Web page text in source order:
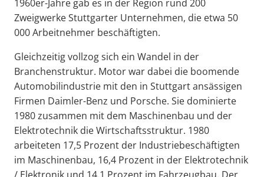
1960er-Jahre gab es in der Region rund 200
Zweigwerke Stuttgarter Unternehmen, die etwa 50
000 Arbeitnehmer beschäftigten.
Gleichzeitig vollzog sich ein Wandel in der
Branchenstruktur. Motor war dabei die boomende
Automobilindustrie mit den in Stuttgart ansässigen
Firmen Daimler-Benz und Porsche. Sie dominierte
1980 zusammen mit dem Maschinenbau und der
Elektrotechnik die Wirtschaftsstruktur. 1980
arbeiteten 17,5 Prozent der Industriebeschäftigten
im Maschinenbau, 16,4 Prozent in der Elektrotechnik